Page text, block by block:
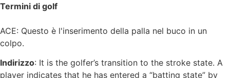
Termini di golf
ACE: Questo è l'inserimento della palla nel buco in un
colpo.
Indirizzo: It is the golfer’s transition to the stroke state. A
player indicates that he has entered a “batting state” by